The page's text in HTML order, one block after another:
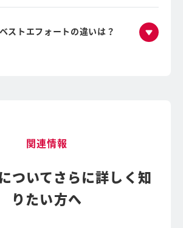
ストエフォートの違いは？
関連情報
ついてさらに詳しく知
りたい方へ